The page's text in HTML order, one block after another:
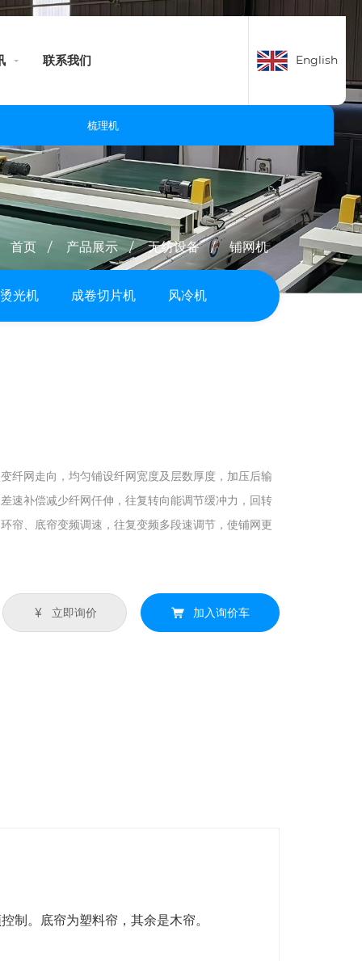
English
联系我们
梳理机
首页 产品展示 无纺设备 铺网机
烫光机 成卷切片机 风冷机
纤网走向，均匀铺设纤网宽度及层数厚度，加压后输
速补偿减少纤网仟伸，往复转向能调节缓冲力，回转
帘、底帘变频调速，往复变频多段速调节，使铺网更
加入询价车
立即询价
制。底帘为塑料帘，其余是木帘。